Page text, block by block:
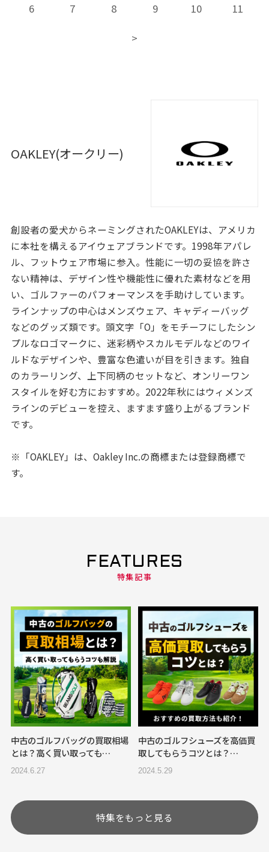
6 7 8 9 10 11
OAKLEY(オークリー)
創設者の愛犬からネーミングされたOAKLEYは、アメリカ
に本社を構えるアイウェアブランドです。1998年アパレ
ル、フットウェア市場に参入。性能に一切の妥協を許さ
ない精神は、デザイン性や機能性に優れた素材などを用
い、ゴルファーのパフォーマンスを手助けしています。
ラインナップの中心はメンズウェア、キャディーバッグ
などのグッズ類です。頭文字「O」をモチーフにしたシン
プルなロゴマークに、迷彩柄やスカルモデルなどのワイ
ルドなデザインや、豊富な色遣いが目を引きます。独自
のカラーリング、上下同柄のセットなど、オンリーワン
スタイルを好む方におすすめ。2022年秋にはウィメンズ
ラインのデビューを控え、ますます盛り上がるブランド
です。
※「OAKLEY」は、Oakley Inc.の商標または登録商標で
す。
FEATURES
特集記事
中古のゴルフバッグの買取相場
とは？高く買い取っても…
2024.6.27
中古のゴルフシューズを高価買
取してもらうコツとは？…
2024.5.29
特集をもっと見る